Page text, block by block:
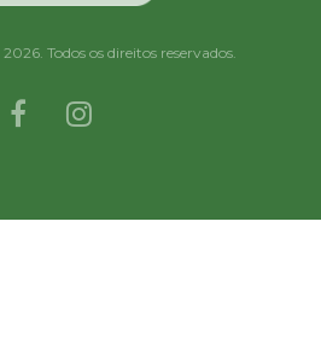
Todos os direitos reservados.